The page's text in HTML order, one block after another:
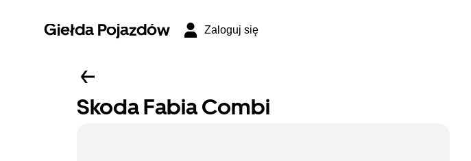
Giełda Pojazdów Zaloguj się
Skoda Fabia Combi